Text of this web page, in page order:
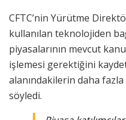
CFTC’nin Yürütme
kullanılan teknolojiden
piyasalarının mevcut
işlemesi gerektiğini
alanındakilerin daha
söyledi.